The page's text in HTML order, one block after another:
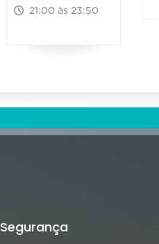
21:00 às 23:50
Segurança